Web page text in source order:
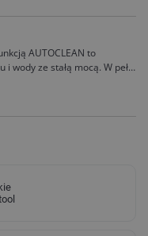
AUTOCLEAN to
wody ze stałą mocą. W pełni